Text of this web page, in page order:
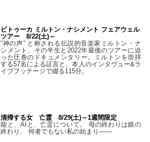
ビトゥーカ ミルトン・ナシメント フェアウェル
ツアー 8/22(土)～
“神の声” と称される伝説的音楽家ミルトン・ナ
シメント、その半生と2022年最後のツアーに迫
った圧巻のドキュメンタリー。ミルトンを崇拝
する57名による証言と、本人のインタヴュー&ラ
イブフッテージで綴る115分。
清掃する女 亡霊 8/29(土)～1週間限定
能と、AIと、亡霊について。 母の終わりは娘の
終わり、 何者でもない私の始まり――